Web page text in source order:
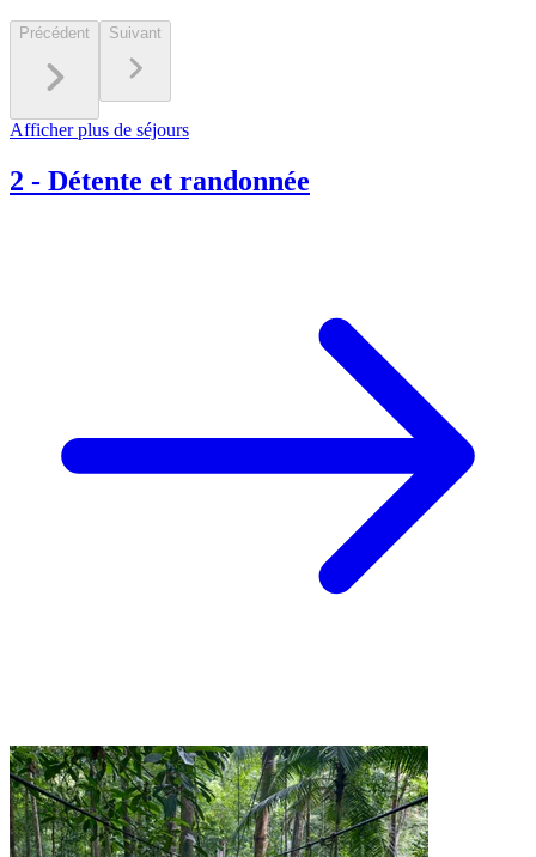
Précédent Suivant
Afficher plus de séjours
2 - Détente et randonnée